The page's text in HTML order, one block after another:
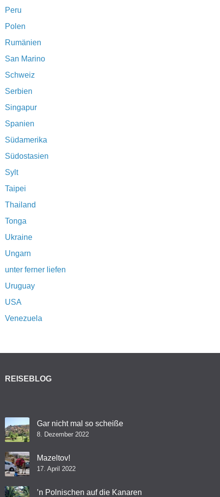
Peru
Polen
Rumänien
San Marino
Schweiz
Serbien
Singapur
Spanien
Südamerika
Südostasien
Sylt
Taipei
Thailand
Tonga
Ukraine
Ungarn
unter ferner liefen
Uruguay
USA
Venezuela
REISEBLOG
Gar nicht mal so scheiße
8. Dezember 2022
Mazeltov!
17. April 2022
’n Polnischen auf die Kanaren